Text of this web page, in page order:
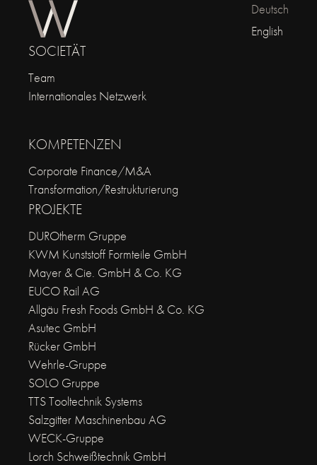
Deutsch
English
SOCIETÄT
Team
Internationales Netzwerk
KOMPETENZEN
Corporate Finance/M&A
Transformation/Restrukturierung
PROJEKTE
DUROtherm Gruppe
KWM Kunststoff Formteile GmbH
Mayer & Cie. GmbH & Co. KG
EUCO Rail AG
Allgäu Fresh Foods GmbH & Co. KG
Asutec GmbH
Rücker GmbH
Wehrle-Gruppe
SOLO Gruppe
TTS Tooltechnik Systems
Salzgitter Maschinenbau AG
WECK-Gruppe
Lorch Schweißtechnik GmbH